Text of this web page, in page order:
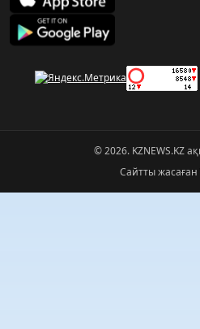
© 2026. KZNEWS.KZ
Сайтты жасаған